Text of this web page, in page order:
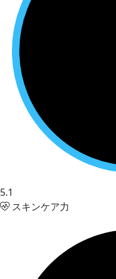
5.1
スキンケア力